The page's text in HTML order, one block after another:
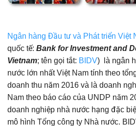
Ngân hàng Đầu tư và Phát triển Việt
quốc tế: Bank for Investment and
Vietnam; tên gọi tắt: BIDV) là ngân
nước lớn nhất Việt Nam tính theo
doanh thu năm 2016 và là doanh
Nam theo báo cáo của UNDP năm
doanh nghiệp nhà nước hạng đặc
mô hình Tổng công ty Nhà nước.